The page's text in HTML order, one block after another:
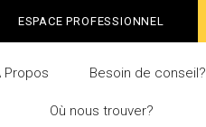
ESPACE PROFESSIONNEL
Propos Besoin de conseil?
Où nous trouver?